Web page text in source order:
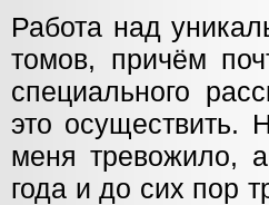
Работа над
томов, причём
специального
это
меня тревожило,
года и до сих пор